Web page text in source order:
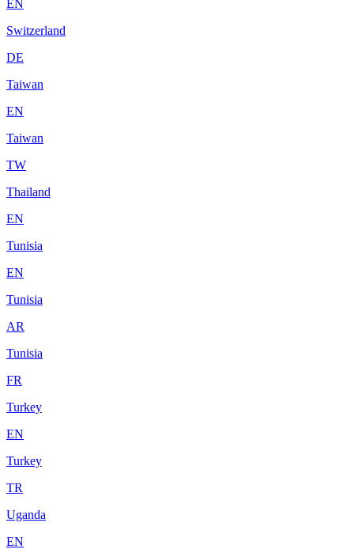
EN
Switzerland
DE
Taiwan
EN
Taiwan
TW
Thailand
EN
Tunisia
EN
Tunisia
AR
Tunisia
FR
Turkey
EN
Turkey
TR
Uganda
EN